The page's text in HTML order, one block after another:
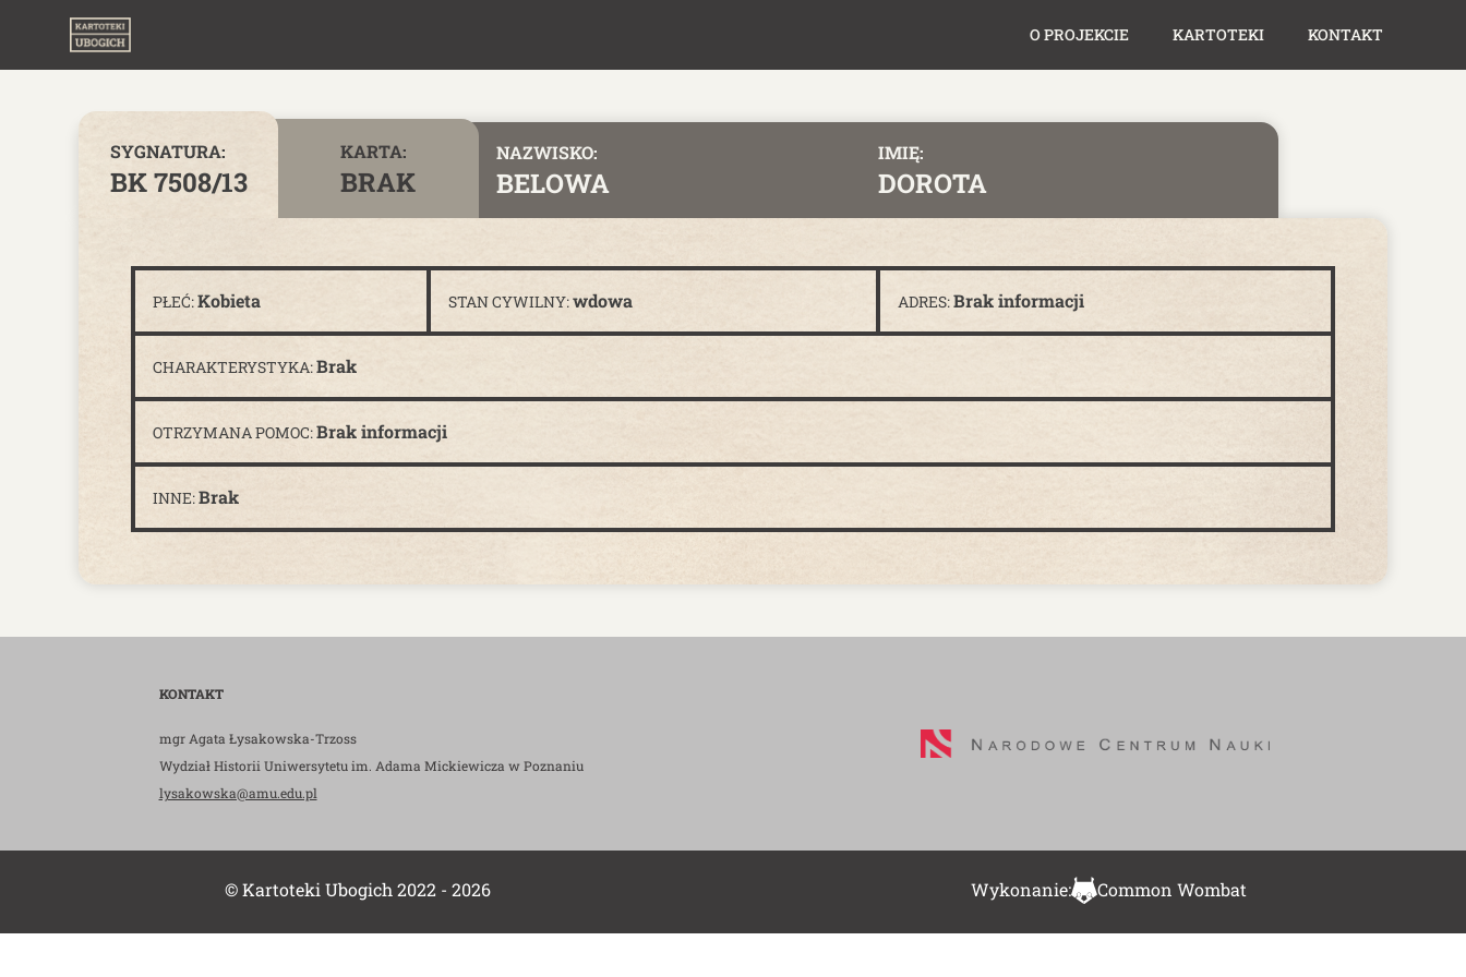
O PROJEKCIE KARTOTEKI KONTAKT
SYGNATURA:
BK 7508/13
KARTA:
BRAK
NAZWISKO:
BELOWA
IMIĘ:
DOROTA
PŁEĆ:Kobieta STAN CYWILNY:wdowa ADRES:Brak informacji
CHARAKTERYSTYKA:Brak
OTRZYMANA POMOC:Brak informacji
INNE:Brak
KONTAKT
mgr Agata Łysakowska-Trzoss
Wydział Historii Uniwersytetu im. Adama Mickiewicza w Poznaniu
lysakowska@amu.edu.pl
© Kartoteki Ubogich 2022 - 2026 Wykonanie: Common Wombat